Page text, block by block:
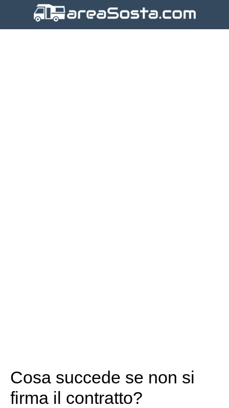
Cosa succede se non si
firma il contratto?